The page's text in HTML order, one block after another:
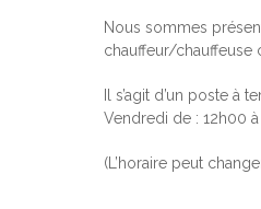
Nous sommes
chauffeur/chauffeuse
Il s’agit d’un poste à
Vendredi de : 12h00
(L’horaire peut